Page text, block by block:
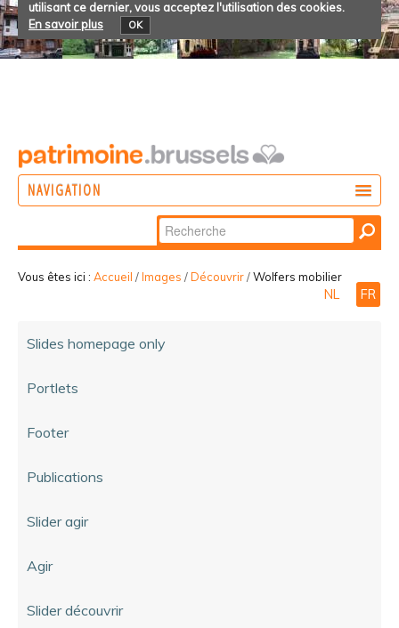
utilisant ce dernier, vous acceptez l'utilisation des cookies.
En savoir plus
OK
NAVIGATION
Chercher par
Recherche
avancée…
Vous êtes ici : Accueil /Images /Découvrir/Wolfers mobilier
NL FR
Slides homepage only
Portlets
Footer
Publications
Slider agir
Agir
Slider découvrir